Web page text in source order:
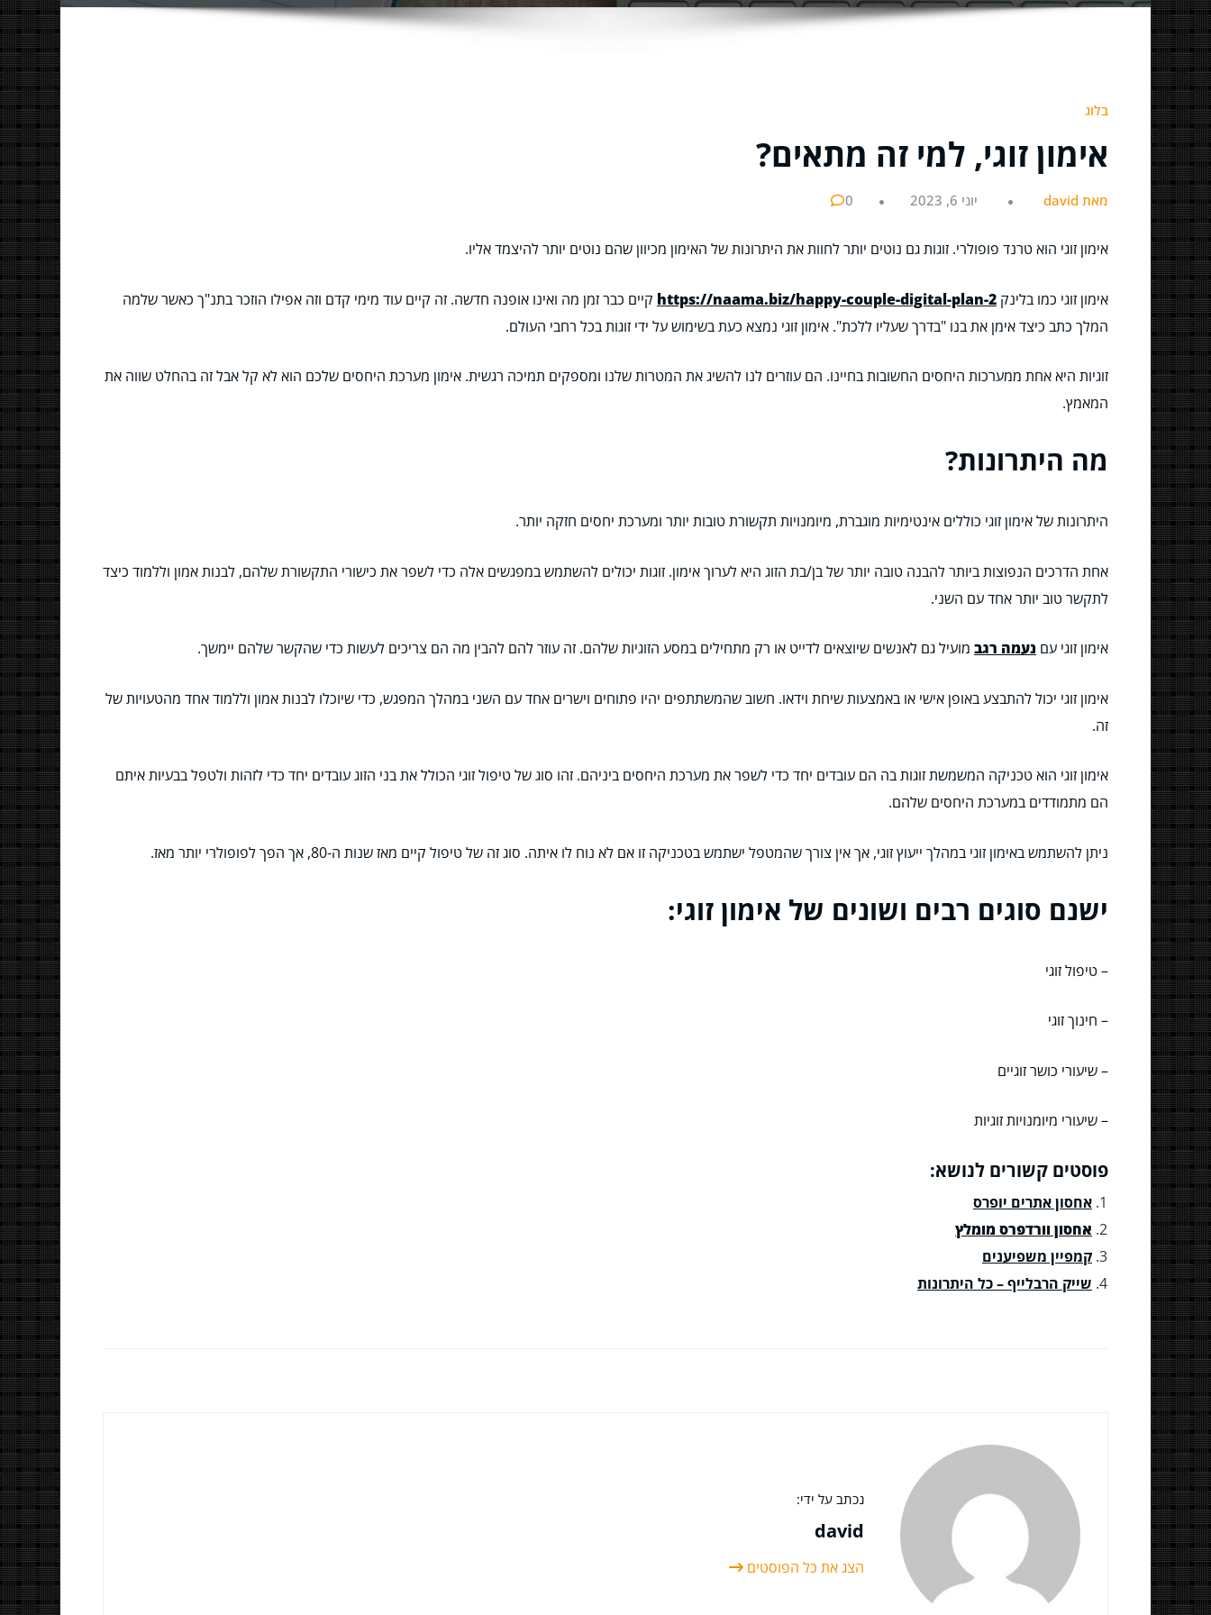
בלוג
אימון זוגי, למי זה מתאים?
מאת david יוני 6, 2023 0
אימון זוגי הוא טרנד פופולרי. זוגות גם נוטים יותר לחוות את היתרונות של האימון מכיוון שהם נוטים יותר להיצמד אליו.
אימון זוגי כמו בלינק https://naama.biz/happy-couple-digital-plan-2 קיים כבר זמן מה ואינו אופנה חדשה. זה קיים עוד מימי קדם וזה אפילו הוזכר בתנ"ך כאשר שלמה
המלך כתב כיצד אימן את בנו "בדרך שעליו ללכת". אימון זוגי נמצא כעת בשימוש על ידי זוגות בכל רחבי העולם.
זוגיות היא אחת ממערכות היחסים החשובות בחיינו. הם עוזרים לנו להשיג את המטרות שלנו ומספקים תמיכה רגשית. אימון מערכת היחסים שלכם הוא לא קל אבל זה בהחלט שווה את
המאמץ.
מה היתרונות?
היתרונות של אימון זוגי כוללים אינטימיות מוגברת, מיומנויות תקשורת טובות יותר ומערכת יחסים חזקה יותר.
אחת הדרכים הנפוצות ביותר להבנה טובה יותר של בן/בת הזוג היא לערוך אימון. זוגות יכולים להשתמש במפגשים אלה כדי לשפר את כישורי התקשורת שלהם, לבנות אמון וללמוד כיצד
לתקשר טוב יותר אחד עם השני.
אימון זוגי עם נעמה רגב מועיל גם לאנשים שיוצאים לדייט או רק מתחילים במסע הזוגיות שלהם. זה עוזר להם להבין מה הם צריכים לעשות כדי שהקשר שלהם יימשך.
אימון זוגי יכול להתבצע באופן אישי או באמצעות שיחת וידאו. חשוב שהמשתתפים יהיו פתוחים וישרים אחד עם השני במהלך המפגש, כדי שיוכלו לבנות אמון וללמוד אחד מהטעויות של
זה.
אימון זוגי הוא טכניקה המשמשת זוגות בה הם עובדים יחד כדי לשפר את מערכת היחסים ביניהם. זהו סוג של טיפול זוגי הכולל את בני הזוג עובדים יחד כדי לזהות ולטפל בבעיות איתם
הם מתמודדים במערכת היחסים שלהם.
ניתן להשתמש באימון זוגי במהלך ייעוץ זוגי, אך אין צורך שהמטפל ישתמש בטכניקה זו אם לא נוח לו איתה. סוג זה של טיפול קיים מאז שנות ה-80, אך הפך לפופולרי יותר מאז.
ישנם סוגים רבים ושונים של אימון זוגי:
– טיפול זוגי
– חינוך זוגי
– שיעורי כושר זוגיים
– שיעורי מיומנויות זוגיות
פוסטים קשורים לנושא:
אחסון אתרים יופרס
אחסון וורדפרס מומלץ
קמפיין משפיענים
שייק הרבלייף – כל היתרונות
נכתב על ידי:
david
הצג את כל הפוסטים